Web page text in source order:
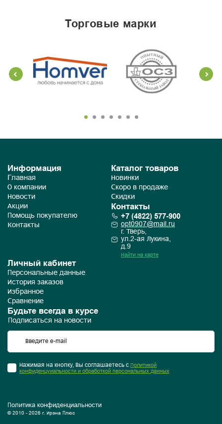
торговые марки
Информация
Главная
О компании
Новости
Акции
Помощь покупателю
Контакты
Каталог товаров
Новинки
Скоро в продаже
Скидки
Контакты
+7 (4822) 577-900
opt0907@mail.ru
г. Тверь,
ул.2-ая Лукина,
д.9
Найти на карте
Личный кабинет
Персональные данные
История заказов
Избранное
Сравнение
Будьте всегда в курсе
Подписаться на новости
Нажимая на кнопку, Вы соглашаетесь с Политикой
конфиденцуиальности и обработкой персональных данных
Политика конфиденциальности
© 2010 - 2026 г. Ирэна Плюс